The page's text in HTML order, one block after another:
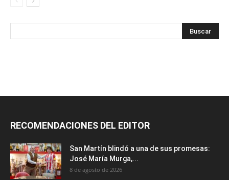
RECOMENDACIONES DEL EDITOR
San Martín blindó a una de sus promesas:
José María Murga,...
8 de agosto de 2026